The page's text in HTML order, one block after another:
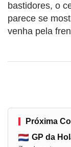
bastidores, o
parece se
venha pela
Próxima
GP da